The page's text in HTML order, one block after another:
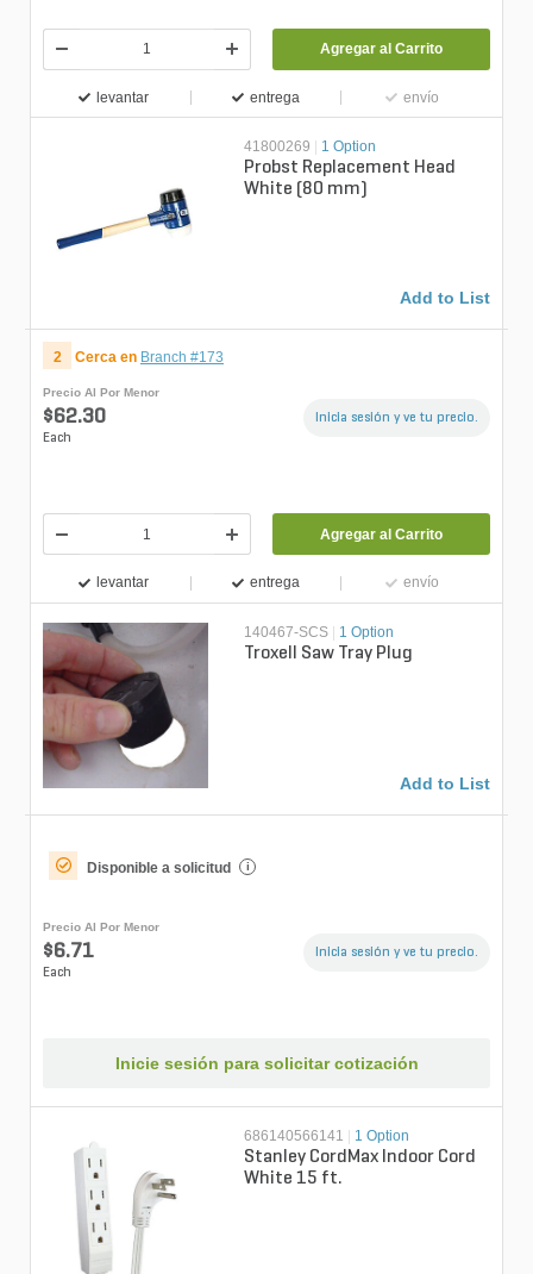
Agregar al Carrito
levantar entrega envío
41800269 1 Option
Probst Replacement Head
White (80 mm)
Add to List
2 Cerca en Branch #173
Precio Al Por Menor
$62.30
Each
Inicia sesión y ve tu precio.
Agregar al Carrito
levantar entrega envío
140467-SCS | 1 Option
Troxell Saw Tray Plug
Add to List
Disponible a solicitud i
Precio Al Por Menor
$6.71
Each
Inicia sesión y ve tu precio.
Inicie sesión para solicitar cotización
686140566141 1 Option
Stanley CordMax Indoor Cord
White 15 ft.